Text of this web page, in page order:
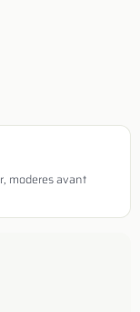
moderes avant